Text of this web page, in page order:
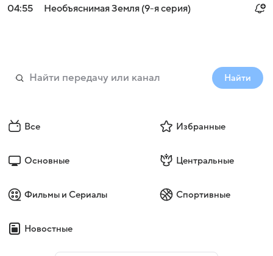
04:55
Необъяснимая Земля (9-я серия)
Найти
Все Избранные
Основные Центральные
Фильмы и Сериалы Спортивные
Новостные